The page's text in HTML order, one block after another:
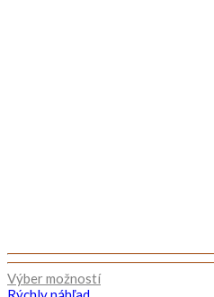
Výber možností